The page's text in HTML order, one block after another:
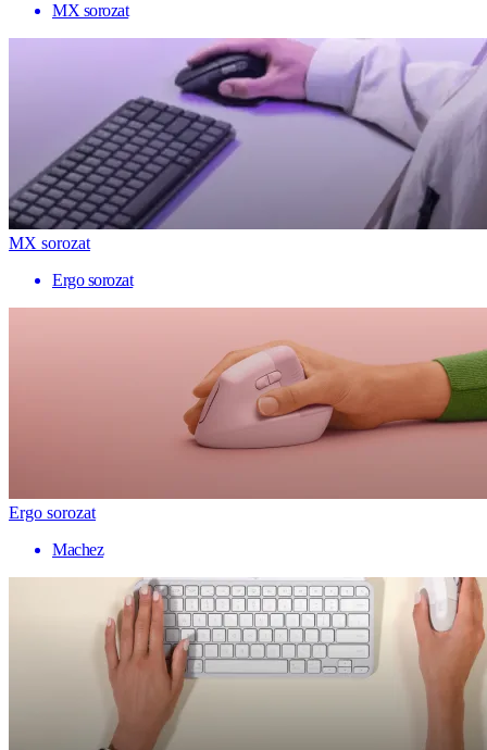
MX sorozat
MX sorozat
Ergo sorozat
Ergo sorozat
Machez